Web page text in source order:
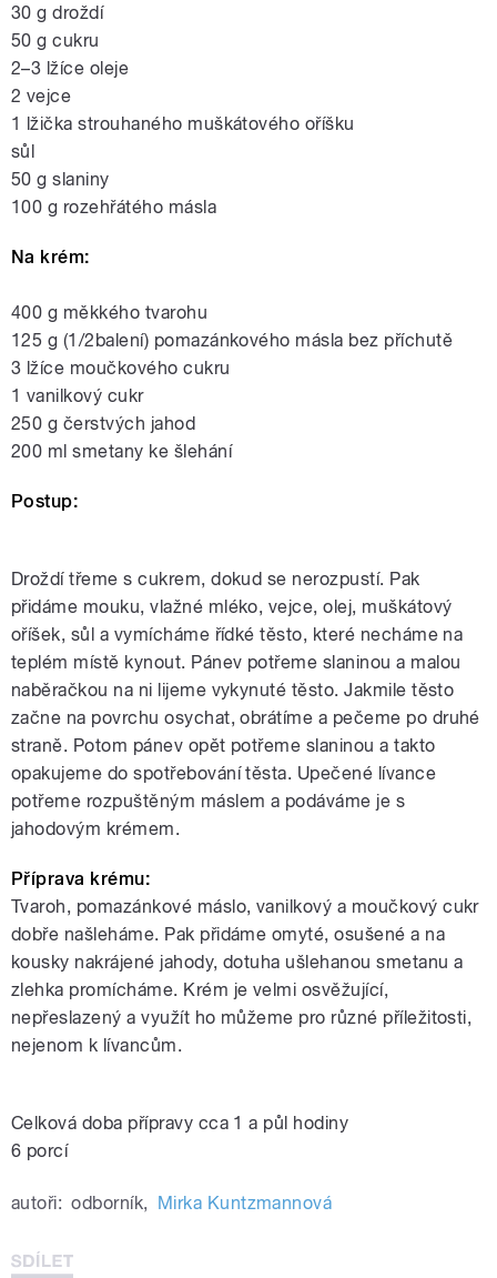
30 g droždí
50 g cukru
2–3 lžíce oleje
2 vejce
1 lžička strouhaného muškátového oříšku
sůl
50 g slaniny
100 g rozehřátého másla
Na krém:
400 g měkkého tvarohu
125 g (1/2balení) pomazánkového másla bez příchutě
3 lžíce moučkového cukru
1 vanilkový cukr
250 g čerstvých jahod
200 ml smetany ke šlehání
Postup:
Droždí třeme s cukrem, dokud se nerozpustí. Pak
přidáme mouku, vlažné mléko, vejce, olej, muškátový
oříšek, sůl a vymícháme řídké těsto, které necháme na
teplém místě kynout. Pánev potřeme slaninou a malou
naběračkou na ni lijeme vykynuté těsto. Jakmile těsto
začne na povrchu osychat, obrátíme a pečeme po druhé
straně. Potom pánev opět potřeme slaninou a takto
opakujeme do spotřebování těsta. Upečené lívance
potřeme rozpuštěným máslem a podáváme je s
jahodovým krémem.
Příprava krému:
Tvaroh, pomazánkové máslo, vanilkový a moučkový cukr
dobře našleháme. Pak přidáme omyté, osušené a na
kousky nakrájené jahody, dotuha ušlehanou smetanu a
zlehka promícháme. Krém je velmi osvěžující,
nepřeslazený a využít ho můžeme pro různé příležitosti,
nejenom k lívancům.
Celková doba přípravy cca 1 a půl hodiny
6 porcí
autoři: odborník, Mirka Kuntzmannová